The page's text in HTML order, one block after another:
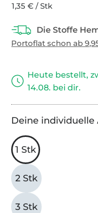
1,35 € / Stk
Heute bestellt,
14.08. bei dir.
Deine individuelle
1 Stk
2 Stk
3 Stk